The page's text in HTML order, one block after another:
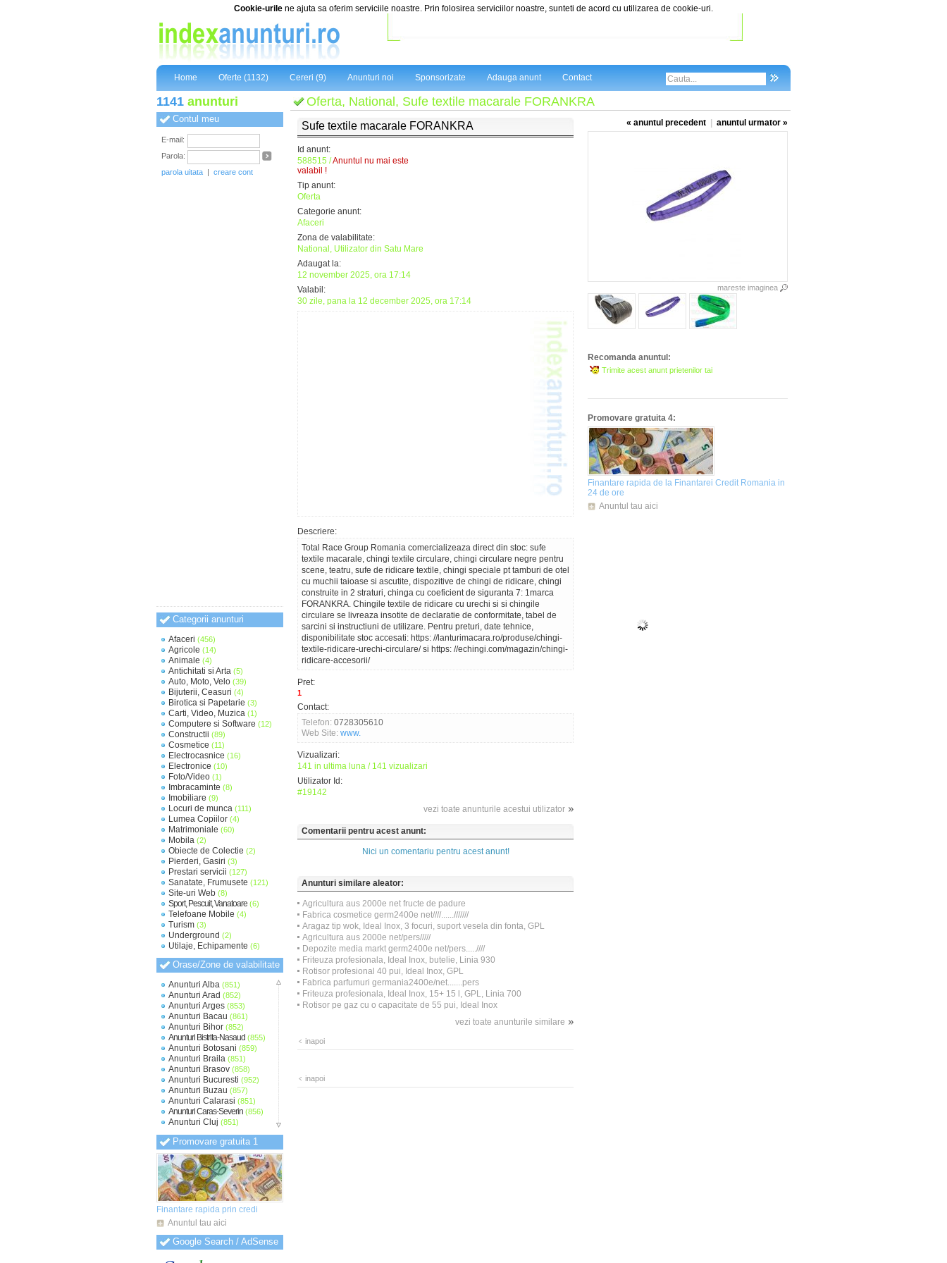
Cookie-urile ne ajuta sa oferim serviciile noastre. Prin folosirea serviciilor noastre, sunteti de acord cu utilizarea de cookie-uri.
Home Oferte (1132) Cereri (9) Anunturi noi Sponsorizate Adauga anunt Contact
1141 anunturi
Contul meu
E-mail:
Parola:
parola uitata | creare cont
Categorii anunturi
Afaceri (456)
Agricole (14)
Animale (4)
Antichitati si Arta (5)
Auto, Moto, Velo (39)
Bijuterii, Ceasuri (4)
Birotica si Papetarie (3)
Carti, Video, Muzica (1)
Computere si Software (12)
Constructii (89)
Cosmetice (11)
Electrocasnice (16)
Electronice (10)
Foto/Video (1)
Imbracaminte (8)
Imobiliare (9)
Locuri de munca (111)
Lumea Copiilor (4)
Matrimoniale (60)
Mobila (2)
Obiecte de Colectie (2)
Pierderi, Gasiri (3)
Prestari servicii (127)
Sanatate, Frumusete (121)
Site-uri Web (8)
Sport, Pescuit, Vanatoare (6)
Telefoane Mobile (4)
Turism (3)
Underground (2)
Utilaje, Echipamente (6)
Orase/Zone de valabilitate
Anunturi Alba (851)
Anunturi Arad (852)
Anunturi Arges (853)
Anunturi Bacau (861)
Anunturi Bihor (852)
Anunturi Bistrita-Nasaud (855)
Anunturi Botosani (859)
Anunturi Braila (851)
Anunturi Brasov (858)
Anunturi Bucuresti (952)
Anunturi Buzau (857)
Anunturi Calarasi (851)
Anunturi Caras-Severin (856)
Anunturi Cluj (851)
Anunturi Constanta
Anunturi Covasna(848)
Anunturi Dambovita(851)
Anunturi Dolj(852)
Anunturi Galati(853)
Anunturi Giurgiu(849)
Anunturi Gorj(848)
Anunturi Harghita (849)
Anunturi Hunedoara
Anunturi Ialomita
Anunturi Iasi(851)
Anunturi Ilfov(856)
Anunturi Maramures
Promovare gratuita 1
Finantare rapida prin credi
Anuntul tau aici
Google Search / AdSense
Oferta, National, Sufe textile macarale FORANKRA
Sufe textile macarale FORANKRA
Id anunt:
588515 /Anuntul nu mai este
valabil !
Tip anunt:
Oferta
Categorie anunt:
Afaceri
Zona de valabilitate:
National, Utilizator din Satu Mare
Adaugat la:
12 november 2025, ora 17:14
Valabil:
30 zile, pana la 12 december 2025, ora 17:14
Descriere:
Total Race Group Romania comercializeaza direct din stoc: sufe
textile macarale, chingi textile circulare, chingi circulare negre pentru
scene, teatru, sufe de ridicare textile, chingi speciale pt tamburi de otel
cu muchii taioase si ascutite, dispozitive de chingi de ridicare, chingi
construite in 2 straturi, chinga cu coeficient de siguranta 7: 1marca
FORANKRA. Chingile textile de ridicare cu urechi si si chingile
circulare se livreaza insotite de declaratie de conformitate, tabel de
sarcini si instructiuni de utilizare. Pentru preturi, date tehnice,
disponibilitate stoc accesati: https: //lanturimacara.ro/produse/chingi-
textile-ridicare-urechi-circulare/ si https: //echingi.com/magazin/chingi-
ridicare-accesorii/
Pret:
1
Contact:
Telefon: 0728305610
Web Site: www.
Vizualizari:
141 in ultima luna / 141 vizualizari
Utilizator Id:
#19142
vezi toate anunturile acestui utilizator
Comentarii pentru acest anunt:
Nici un comentariu pentru acest anunt!
Anunturi similare aleator:
Agricultura aus 2000e net fructe de padure
Fabrica cosmetice germ2400e net////......///////
Aragaz tip wok, Ideal Inox, 3 focuri, suport vesela din fonta, GPL
Agricultura aus 2000e net/pers/////
Depozite media markt germ2400e net/pers.....////
Friteuza profesionala, Ideal Inox, butelie, Linia 930
Rotisor profesional 40 pui, Ideal Inox, GPL
Fabrica parfumuri germania2400e/net.......pers
Friteuza profesionala, Ideal Inox, 15+ 15 l, GPL, Linia 700
Rotisor pe gaz cu o capacitate de 55 pui, Ideal Inox
vezi toate anunturile similare
inapoi
inapoi
« anuntul precedent anuntul urmator »
mareste imaginea
Recomanda anuntul:
Trimite acest anunt prietenilor tai
Promovare gratuita 4:
Finantare rapida de la Finantarei Credit Romania in
24 de ore
Anuntul tau aici